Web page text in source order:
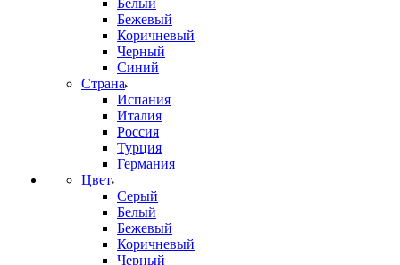
Белый
Бежевый
Коричневый
Черный
Синий
Страна
Испания
Италия
Россия
Турция
Германия
Цвет
Серый
Белый
Бежевый
Коричневый
Черный